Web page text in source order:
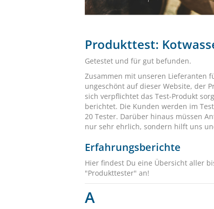
Produkttest:
Getestet und für gut befunden.
Zusammen mit unseren Lieferanten
ungeschönt auf dieser Website, der
sich verpflichtet das Test-Produkt
berichtet. Die Kunden werden im
20 Tester. Darüber hinaus müssen
nur sehr ehrlich, sondern hilft uns
Erfahrungsberichte
Hier findest Du eine Übersicht aller
"Produkttester" an!
A